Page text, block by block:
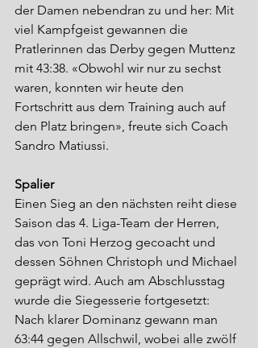
der Damen nebendran zu und her: Mit
viel Kampfgeist gewannen die
Pratlerinnen das Derby gegen Muttenz
mit 43:38. «Obwohl wir nur zu sechst
waren, konnten wir heute den
Fortschritt aus dem Training auch auf
den Platz bringen», freute sich Coach
Sandro Matiussi.
Spalier
Einen Sieg an den nächsten reiht diese
Saison das 4. Liga-Team der Herren,
das von Toni Herzog gecoacht und
dessen Söhnen Christoph und Michael
geprägt wird. Auch am Abschlusstag
wurde die Siegesserie fortgesetzt:
Nach klarer Dominanz gewann man
63:44 gegen Allschwil, wobei alle zwölf